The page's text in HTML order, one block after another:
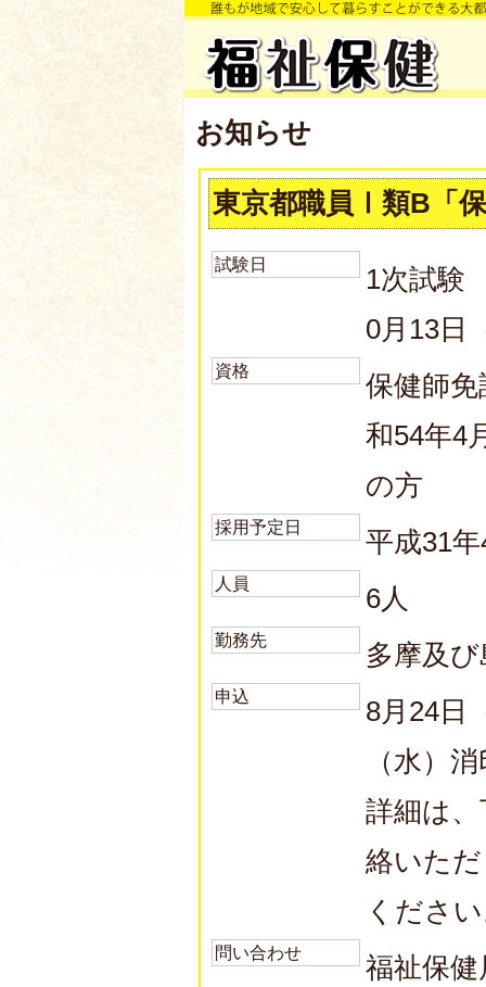
お知らせ
東京都職員Ⅰ類B「
試験日
1次試
0月13日
資格
保健師
和54年4
の方
採用予定日 平成31
人員 6人
勤務先 多摩及
申込
8月24日
（水）
詳細は
絡いた
くださ
問い合わせ
福祉保